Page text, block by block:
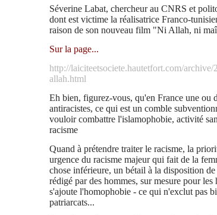
Séverine Labat, chercheur au CNRS et
dont est victime la réalisatrice Franco-
raison de son nouveau film "Ni Allah, ni
Sur la page...
http://laiciteetsociete.hautetfort.com/
allah.html
Eh bien, figurez-vous, qu'en France une ou
antiracistes, ce qui est un comble
vouloir combattre l'islamophobie, activité
racisme
Quand à prétendre traiter le racisme, la
urgence du racisme majeur qui fait de la
chose inférieure, un bétail à la disposition
rédigé par des hommes, sur mesure pour
s'ajoute l'homophobie - ce qui n'exclut pas
patriarcats...